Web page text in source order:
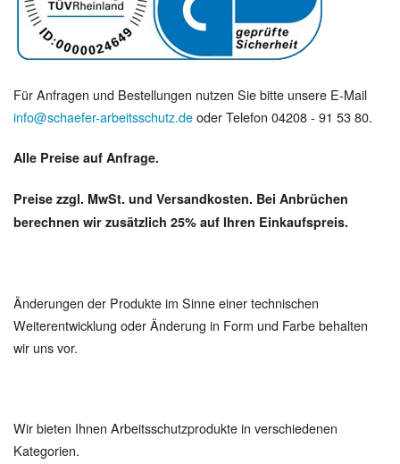
Für Anfragen und Bestellungen nutzen Sie bitte unsere E-Mail
info@schaefer-arbeitsschutz.deoder Telefon 04208 - 91 53 80.
Alle Preise auf Anfrage.
Preise zzgl. MwSt. und Versandkosten. Bei Anbrüchen
berechnen wir zusätzlich 25% auf Ihren Einkaufspreis.
Änderungen der Produkte im Sinne einer technischen
Weiterentwicklung oder Änderung in Form und Farbe behalten
wir uns vor.
Wir bieten Ihnen Arbeitsschutzprodukte in verschiedenen
Kategorien.